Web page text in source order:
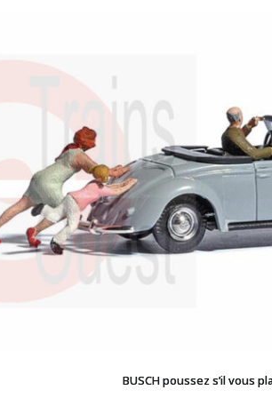
BUSCH poussez s’il vous